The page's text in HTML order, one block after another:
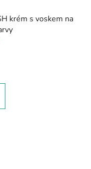
krém s voskem na